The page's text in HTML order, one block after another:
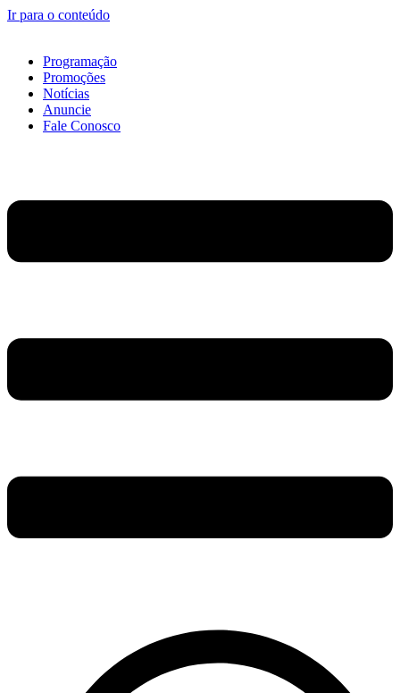
Ir para o conteúdo
Programação
Promoções
Notícias
Anuncie
Fale Conosco